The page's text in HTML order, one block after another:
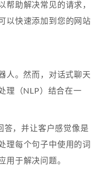
帮助解决常见的请求，
以快速添加到您的网站
人。然而，对话式聊天
理（NLP）结合在一
答，并让客户感觉像是
理每个句子中使用的词
用于解决问题。